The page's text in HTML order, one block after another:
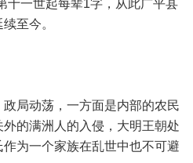
十一世起每辈1字，从此广平县
至今。
局动荡，一方面是内部的农民
的满洲人的入侵，大明王朝处
为一个家族在乱世中也不可避